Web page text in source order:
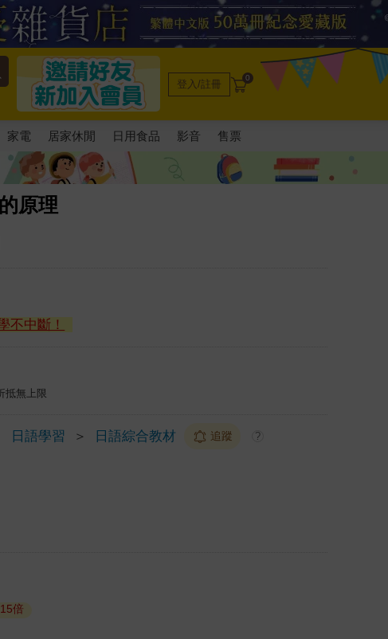
登入/註冊 0
家電 居家休閒 日用食品 影音 售票
原理
不中斷！
抵無上限
日語學習 ＞ 日語綜合教材 追蹤 ?
倍